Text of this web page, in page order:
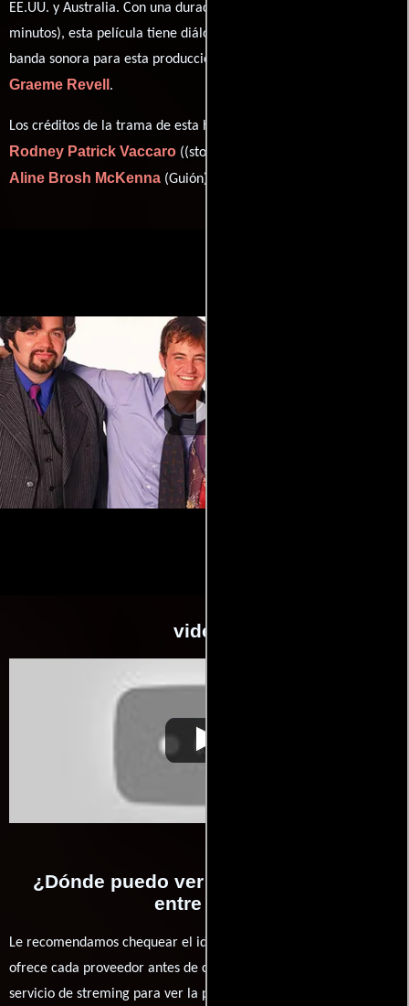
EE.UU. y Australia. Con una duración de 01 hr 38 min (98
minutos), esta película tiene diálogos originales en
banda sonora para esta producción ha sido compuesta por
Graeme Revell .
Los créditos de la trama de esta historia están divididos entre
Rodney Patrick Vaccaro ((story) (as Rodney Vaccaro)) y
Aline Brosh McKenna (Guión).
videos
Video de la película Tango entre tres
¿Dónde puedo ver la películas Tango
entre tres?
Le recomendamos chequear el idioma, doblaje o subtítulos que
ofrece cada proveedor antes de comprar, alquilar o contratar un
servicio de streming para ver la películas.